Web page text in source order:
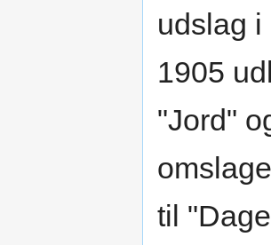
udslag
1905
"Jord"
til